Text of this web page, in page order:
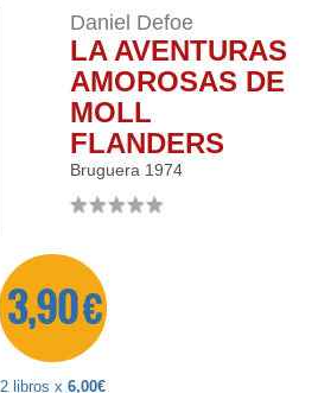
Daniel Defoe
LA AVENTURAS
AMOROSAS DE
MOLL
FLANDERS
Bruguera 1974
3,90 €
2 libros x 6,00€